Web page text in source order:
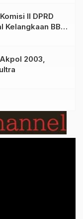
II DPRD
Kelangkaan BBM
2003,